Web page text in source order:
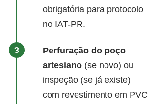
obrigatória para protocolo
no IAT-PR.
Perfuração do poço
artesiano (se novo) ou
inspeção (se já existe)
com revestimento em PVC